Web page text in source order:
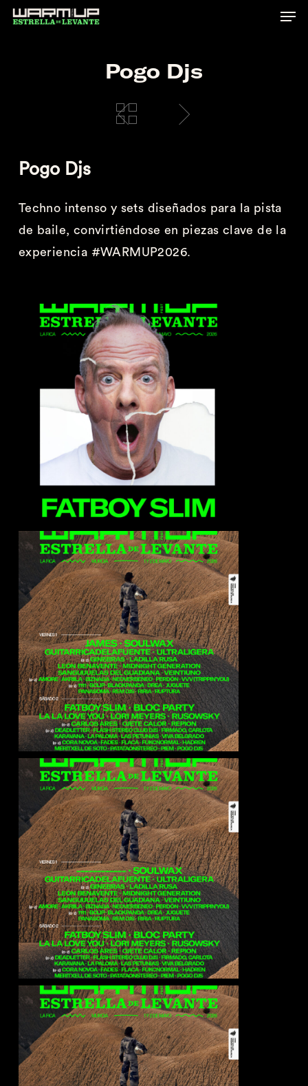
Skip
Pogo Djs
Pogo Djs
Techno intenso y sets diseñados para la pista
de baile, convirtiéndose en piezas clave de la
experiencia #WARMUP2026.
FatBoy Slim
James
Bloc Party